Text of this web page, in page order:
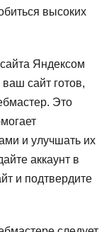
высоких
Яндексом
ваш сайт готов,
Это
и улучшать их
аккаунт в
и подтвердите